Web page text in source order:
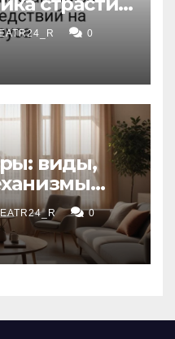
на
0
виды,
0